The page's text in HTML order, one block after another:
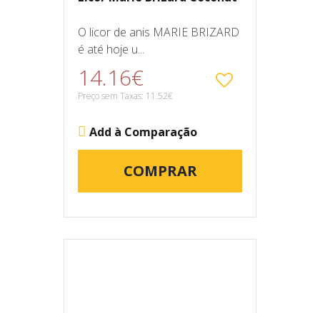
O licor de anis MARIE BRIZARD
é até hoje u...
14.16€
Preço sem Taxas: 11.52€
Add à Comparação
COMPRAR